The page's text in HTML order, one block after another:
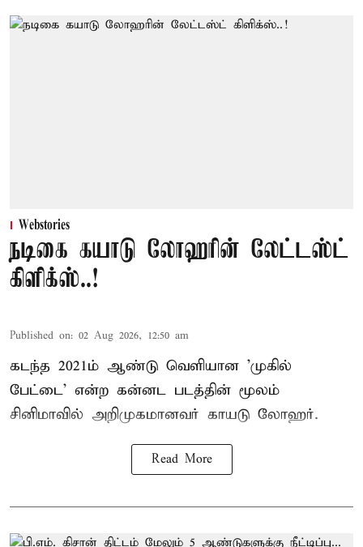
Webstories
நடிகை கயாடு லோஹரின் லேட்டஸ்ட்
கிளிக்ஸ்..!
Published on: 02 Aug 2026, 12:50 am
கடந்த 2021ம் ஆண்டு வெளியான 'முகில்
பேட்டை' என்ற கன்னட படத்தின் மூலம்
சினிமாவில் அறிமுகமானவர் காயடு லோஹர்.
Read More